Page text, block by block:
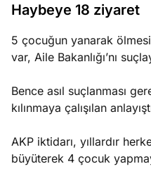
Haybeye 18 ziyaret
5 çocuğun yanarak
var, Aile Bakanlığı’nı
Bence asıl suçlanması
kılınmaya çalışılan
AKP iktidarı, yıllardır
büyüterek 4 çocuk